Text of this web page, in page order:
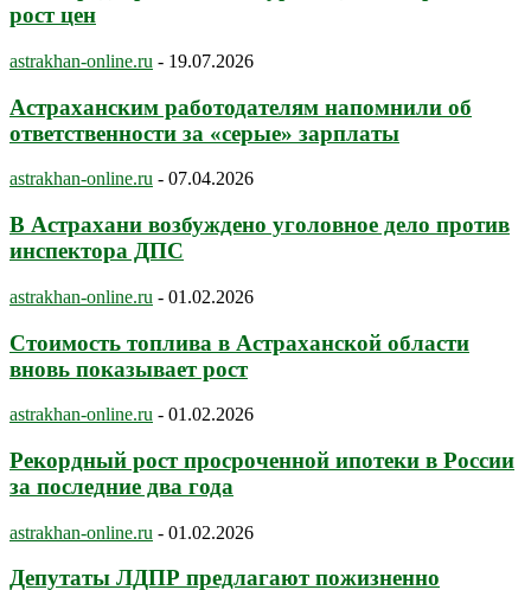
рост цен
astrakhan-online.ru - 19.07.2026
Астраханским работодателям напомнили об
ответственности за «серые» зарплаты
astrakhan-online.ru - 07.04.2026
В Астрахани возбуждено уголовное дело против
инспектора ДПС
astrakhan-online.ru - 01.02.2026
Стоимость топлива в Астраханской области
вновь показывает рост
astrakhan-online.ru - 01.02.2026
Рекордный рост просроченной ипотеки в России
за последние два года
astrakhan-online.ru - 01.02.2026
Депутаты ЛДПР предлагают пожизненно